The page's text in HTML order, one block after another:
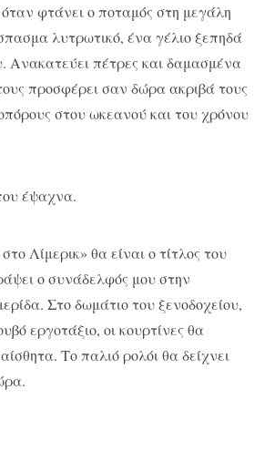
φτάνει ο ποταμός στη μεγάλη
λυτρωτικό, ένα γέλιο ξεπηδά
Ανακατεύει πέτρες και δαμασμένα
προσφέρει σαν δώρα ακριβά τους
στου ωκεανού και του χρόνου
έψαχνα.
Λίμερικ» θα είναι ο τίτλος του
ο συνάδελφός μου στην
Στο δωμάτιο του ξενοδοχείου,
εργοτάξιο, οι κουρτίνες θα
Το παλιό ρολόι θα δείχνει